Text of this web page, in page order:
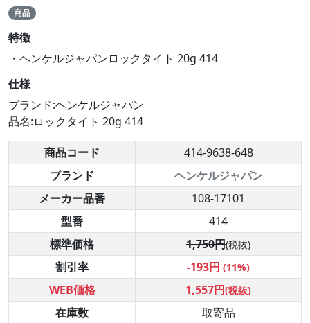
商品
特徴
・ヘンケルジャパンロックタイト 20g 414
仕様
ブランド:ヘンケルジャパン
品名:ロックタイト 20g 414
商品コード
414-9638-648
ブランド
ヘンケルジャパン
メーカー品番
108-17101
型番
414
標準価格
1,750円(税抜)
割引率 -193円 (11%)
WEB価格 1,557円(税抜)
在庫数
取寄品